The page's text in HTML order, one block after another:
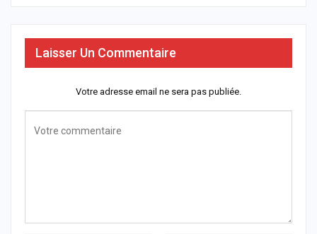
Laisser Un Commentaire
Votre adresse email ne sera pas publiée.